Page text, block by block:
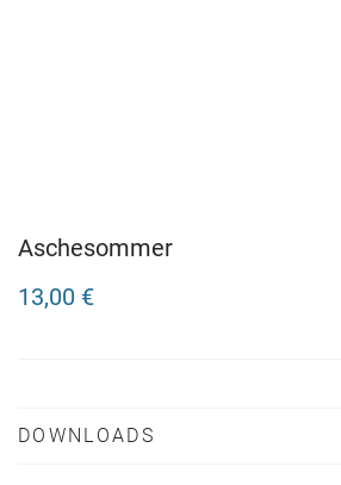
Aschesommer
13,00 €
DOWNLOADS